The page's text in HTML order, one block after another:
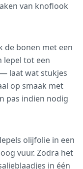
van knoflook
de bonen met een
lepel tot een
laat wat stukjes
op smaak met
pas indien nodig
olijfolie in een
vuur. Zodra het
in één